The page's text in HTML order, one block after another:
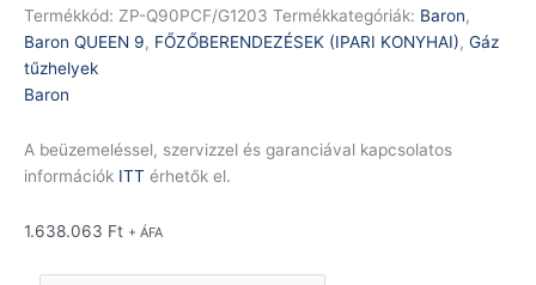
Termékkód: ZP-Q90PCF/G1203 Termékkategóriák: Baron,
Baron QUEEN 9, FŐZŐBERENDEZÉSEK (IPARI KONYHAI), Gáz
tűzhelyek
Baron
A beüzemeléssel, szervizzel és garanciával kapcsolatos
információk ITT érhetők el.
1.638.063 Ft + ÁFA